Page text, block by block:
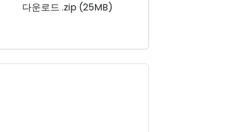
다운로드 .zip (25MB)